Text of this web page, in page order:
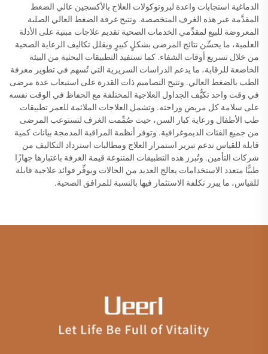
الدماغية استجابات واعدة لبروتوكولات العلاج بالأكسجين عالي الضغط
المقدَّمة عبر هذه الغرف المتخصصة. وتتيح غرفة الضغط العالي الصلبة
المعروضة للبيع لمقدِّمي الخدمات الصحية تقديم علاجات مبنية على الأدلة
العلمية، ما يحسِّن نتائج المرضى بشكلٍ كبيرٍ ويقلل تكاليف الرعاية الصحية
من خلال تسريع أوقات الشفاء. كما تستفيد التطبيقات البحثية من البيئة
الخاضعة للرقابة، ما يدعم الدراسات السريرية التي تُسهم في تطوير معرفة
الطب بالضغط العالي. وتتيح التصاميم ذات القدرة على استيعاب عدة مرضى
في وقت واحد تكيُّف الجداول العلاجية المختلفة مع الحفاظ في الوقت نفسه
على سلامة كل مريض وراحته. وتشمل العلاجات الملائمة للعمر تطبيقات
طب الأطفال ورعاية كبار السن، حيث صُمِّمت الغرف لتستوعب المرضى
من جميع الفئات الديموغرافية. وتوفر أنظمة المراقبة المدمجة بيانات كمية
قابلة للقياس تدعم تبرير استمرار العلاج ومطالبات استرداد التكاليف من
شركات التأمين. وتُبرز هذه التطبيقات المتنوعة قيمة الغرفة باعتبارها جهازًا
طبيًّا متعدد الاستخدامات يعالج العديد من الحالات ويوفِّر فوائد علاجية قابلة
للقياس، ما يبرر تكلفة الاستثمار فيها بالنسبة للمرافق الصحية.